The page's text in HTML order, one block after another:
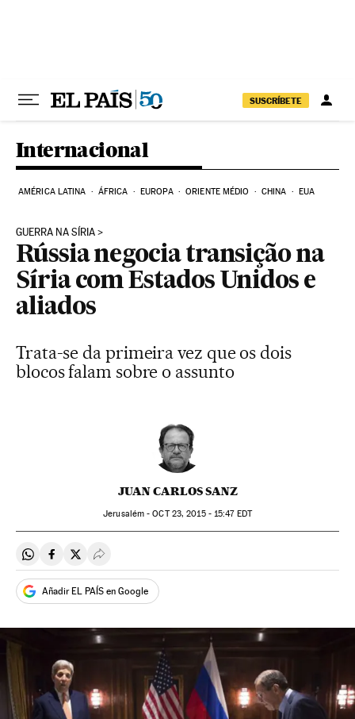
SUSCRÍBETE
Internacional
AMÉRICA LATINA ÁFRICA EUROPA ORIENTE MÉDIO CHINA EUA
GUERRA NA SÍRIA
Rússia negocia transição na
Síria com Estados Unidos e
aliados
Trata-se da primeira vez que os dois
blocos falam sobre o assunto
JUAN CARLOS SANZ
Jerusalém -OCT23, 2015 - 15:47EDT
Compartir en Whatsapp
Compartir en Facebook
Compartir en Twitter
Desplegar Redes Sociales
Añadir EL PAÍS en Google